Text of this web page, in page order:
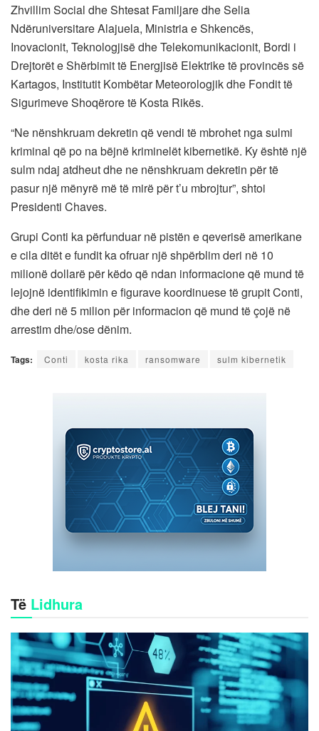
Zhvillim Social dhe Shtesat Familjare dhe Selia
Ndëruniversitare Alajuela, Ministria e Shkencës,
Inovacionit, Teknologjisë dhe Telekomunikacionit, Bordi i
Drejtorët e Shërbimit të Energjisë Elektrike të provincës së
Kartagos, Institutit Kombëtar Meteorologjik dhe Fondit të
Sigurimeve Shoqërore të Kosta Rikës.
“Ne nënshkruam dekretin që vendi të mbrohet nga sulmi
kriminal që po na bëjnë kriminelët kibernetikë. Ky është një
sulm ndaj atdheut dhe ne nënshkruam dekretin për të
pasur një mënyrë më të mirë për t’u mbrojtur”, shtoi
Presidenti Chaves.
Grupi Conti ka përfunduar në pistën e qeverisë amerikane
e cila ditët e fundit ka ofruar një shpërblim deri në 10
milionë dollarë për këdo që ndan informacione që mund të
lejojnë identifikimin e figurave koordinuese të grupit Conti,
dhe deri në 5 milion për informacion që mund të çojë në
arrestim dhe/ose dënim.
Tags: Conti kosta rika ransomware sulm kibernetik
Të Lidhura